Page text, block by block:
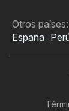
Otros países:
España